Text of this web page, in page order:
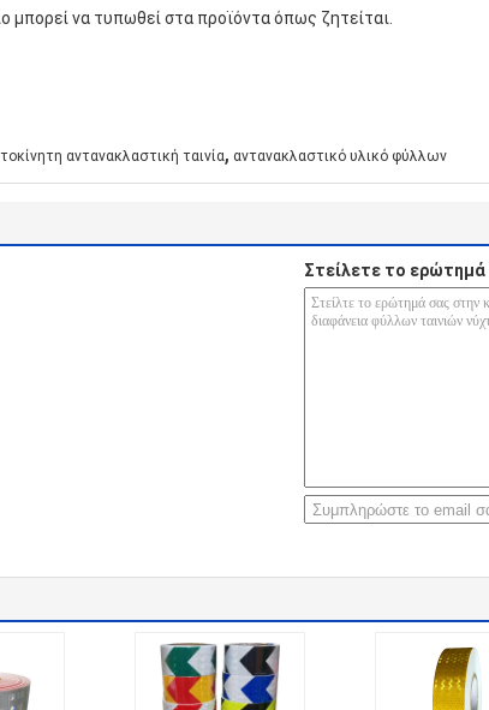
να τυπωθεί στα προϊόντα όπως ζητείται.
αντανακλαστική ταινία, αντανακλαστικό υλικό φύλλων
Στείλετε το